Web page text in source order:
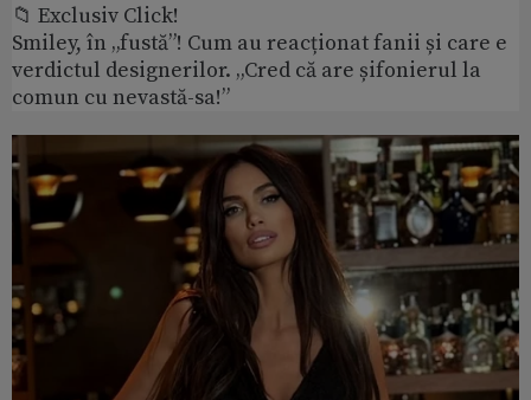
📁 Exclusiv Click!
Smiley, în „fustă”! Cum au reacționat fanii și care e
verdictul designerilor. „Cred că are șifonierul la
comun cu nevastă-sa!”